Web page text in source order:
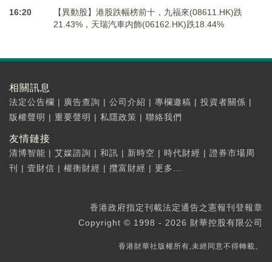
16:20
【異動股】港股跌幅榜前十，九福來(08611.HK)跌
21.43%，天瑞汽車内飾(06162.HK)跌18.44%
相關訊息
法定公告欄 | 廣告查詢 | 公司介紹 | 專欄邀稿 | 投資者關係 |
版權聲明 | 重要聲明 | 私隱政策 | 聯絡我們
友情鏈接
清博智能 | 艾媒諮詢 | 和訊 | 新時空 | 時代財經 | 證券市場周
刊
| 壹財信 | 權衡財經 | 攬富財經 | 更多...
香港政府指定刊載法定通告之憲報刊登報章
Copyright © 1998 - 2026 財華控股有限公司
香港財華社版權所有,未經同意不得轉載。